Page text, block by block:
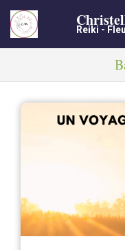
Reiki -